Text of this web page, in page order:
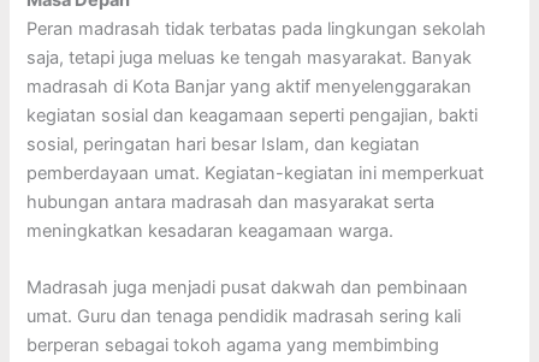
Peran madrasah tidak terbatas pada lingkungan sekolah
saja, tetapi juga meluas ke tengah masyarakat. Banyak
madrasah di Kota Banjar yang aktif menyelenggarakan
kegiatan sosial dan keagamaan seperti pengajian, bakti
sosial, peringatan hari besar Islam, dan kegiatan
pemberdayaan umat. Kegiatan-kegiatan ini memperkuat
hubungan antara madrasah dan masyarakat serta
meningkatkan kesadaran keagamaan warga.
Madrasah juga menjadi pusat dakwah dan pembinaan
umat. Guru dan tenaga pendidik madrasah sering kali
berperan sebagai tokoh agama yang membimbing